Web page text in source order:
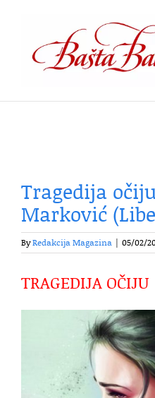
content
Tragedija
Marković
ByRedakcija Magazina 05/02/
TRAGEDIJA OČIJU